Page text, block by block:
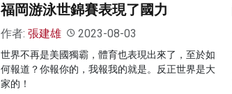
福岡游泳世錦賽表現了國力
作者: 張建雄 2023-08-03
世界不再是美國獨霸，體育也表現出來了，至於如
何報道？你報你的，我報我的就是。反正世界是大
家的！